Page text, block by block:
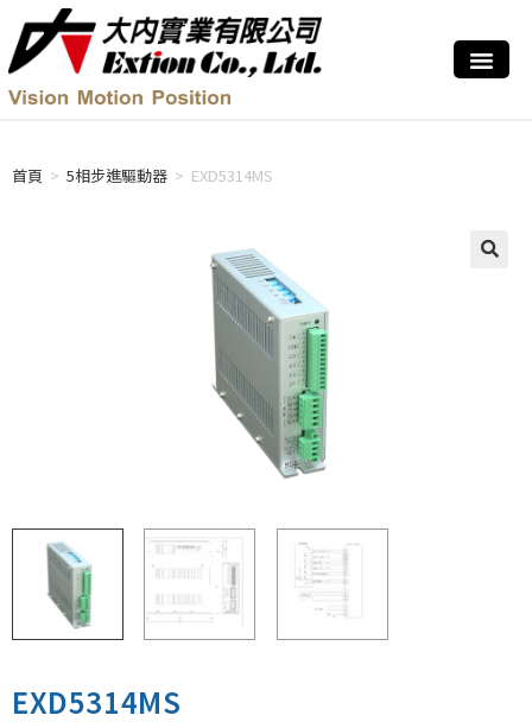
首頁 > 5相步進驅動器 > EXD5314MS
EXD5314MS